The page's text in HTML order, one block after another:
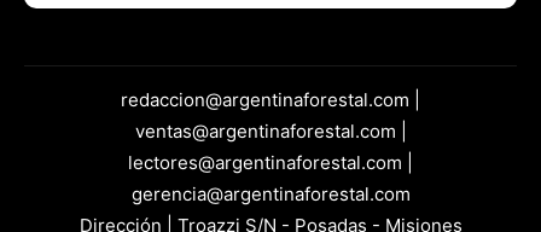
redaccion@argentinaforestal.com |
ventas@argentinaforestal.com |
lectores@argentinaforestal.com |
gerencia@argentinaforestal.com
Dirección | Troazzi S/N - Posadas - Misiones